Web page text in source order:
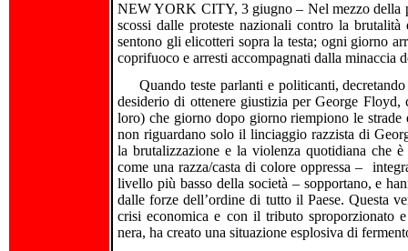
NEW YORK CITY, 3 giugno – Nel mezzo della
scossi dalle proteste nazionali contro la
sentono gli elicotteri sopra la testa; ogni giorno
coprifuoco e arresti accompagnati dalla minaccia
Quando teste parlanti e politicanti,
desiderio di ottenere giustizia per George
loro) che giorno dopo giorno riempiono le
non riguardano solo il linciaggio razzista di
la brutalizzazione e la violenza quotidiana che
come una razza/casta di colore oppressa –
livello più basso della società – sopportano, e
dalle forze dell’ordine di tutto il Paese. Questa
crisi economica e con il tributo sproporzionato
nera, ha creato una situazione esplosiva di